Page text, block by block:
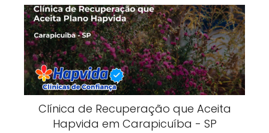
Clínica de Recuperação que Aceita
Hapvida em Carapicuíba - SP